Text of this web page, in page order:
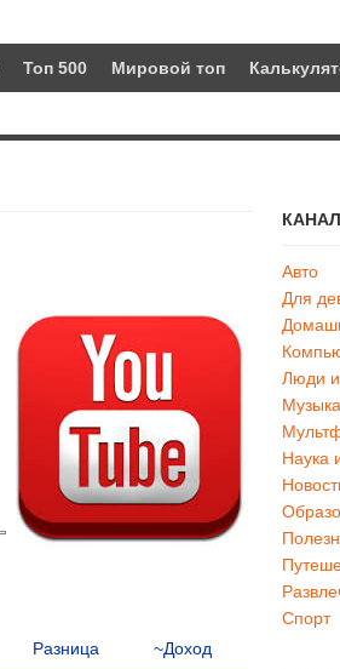
Топ 500 Мировой топ
Разница ~Доход
Авто
Для
Люди и
Музыка
Наука
Спорт